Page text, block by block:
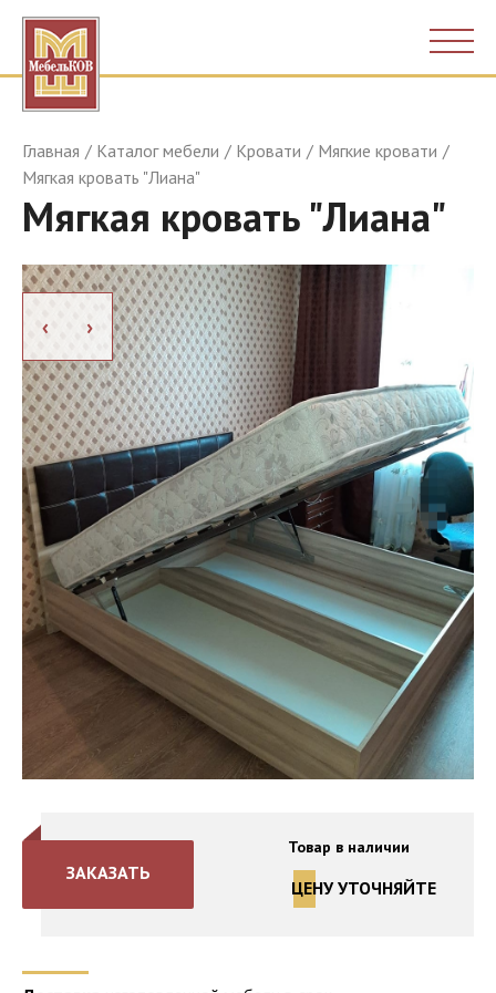
Главная Каталог мебели Кровати
Мягкие кровати
Мягкая кровать "Лиана"
Мягкая кровать "Лиана"
› ›
Товар в наличии
ЦЕНУ УТОЧНЯЙТЕ
ЗАКАЗАТЬ